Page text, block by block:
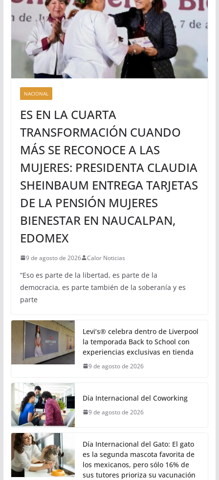
NACIONAL
ES EN LA CUARTA
TRANSFORMACIÓN CUANDO
MÁS SE RECONOCE A LAS
MUJERES: PRESIDENTA CLAUDIA
SHEINBAUM ENTREGA TARJETAS
DE LA PENSIÓN MUJERES
BIENESTAR EN NAUCALPAN,
EDOMEX
9 de agosto de 2026 Calor Noticias
“Eso es parte de la libertad, es parte de la
democracia, es parte también de la soberanía y es
parte
Levi’s® celebra dentro de Liverpool
la temporada Back to School con
experiencias exclusivas en tienda
9 de agosto de 2026
Día Internacional del Coworking
9 de agosto de 2026
Día Internacional del Gato: El gato
es la segunda mascota favorita de
los mexicanos, pero sólo 16% de
sus tutores prioriza su vacunación